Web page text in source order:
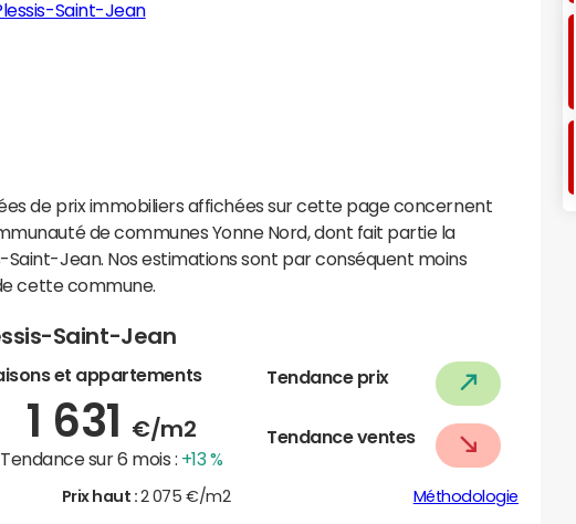
Saint-Jean
de prix immobiliers affichées sur cette page concernent
de communes Yonne Nord, dont fait partie la
Saint-Jean. Nos estimations sont par conséquent moins
cette commune.
Saint-Jean
et appartements
1 631 €/m2
Tendance sur 6 mois : +13 %
Tendance prix
Tendance ventes
Prix haut : 2 075 €/m2 Méthodologie